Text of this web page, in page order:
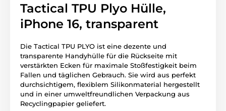
Tactical TPU Plyo Hülle,
iPhone 16, transparent
Die Tactical TPU PLYO ist eine dezente und
transparente Handyhülle für die Rückseite mit
verstärkten Ecken für maximale Stoßfestigkeit beim
Fallen und täglichen Gebrauch. Sie wird aus perfekt
durchsichtigem, flexiblem Silikonmaterial hergestellt
und in einer umweltfreundlichen Verpackung aus
Recyclingpapier geliefert.